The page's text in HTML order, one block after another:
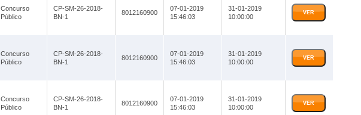
Concurso
Público
CP-SM-26-2018-
BN-1
8012160900
07-01-2019
15:46:03
31-01-2019
10:00:00
VER
Concurso
Público
CP-SM-26-2018-
BN-1
8012160900
07-01-2019
15:46:03
31-01-2019
10:00:00
VER
Concurso
Público
CP-SM-26-2018-
BN-1
8012160900
07-01-2019
15:46:03
31-01-2019
10:00:00
VER